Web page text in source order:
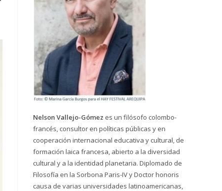
Nelson Vallejo-Gómez es un filósofo colombo-
francés, consultor en políticas públicas y en
cooperación internacional educativa y cultural, de
formación laica francesa, abierto a la diversidad
cultural y a la identidad planetaria. Diplomado de
Filosofía en la Sorbona Paris-IV y Doctor honoris
causa de varias universidades latinoamericanas,